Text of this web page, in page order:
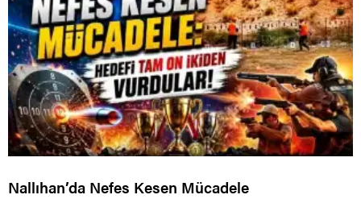
Nallıhan’da Nefes Kesen Mücadele